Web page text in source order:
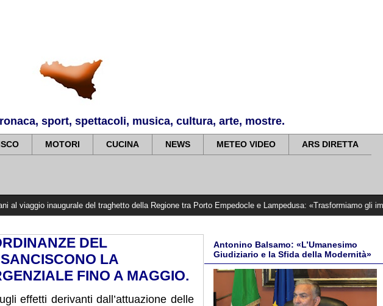
sport, spettacoli, musica, cultura, arte, mostre.
MOTORI CUCINA NEWS METEO VIDEO ARS DIRETTA
del traghetto della Regione tra Porto Empedocle e Lampedusa: «Trasformiamo gli impegni in
DEL
LA
FINO A MAGGIO.
effetti derivanti dall’attuazione delle
Antonino Balsamo: «L’Umanesimo
Giudiziario e la Sfida della Modernità»